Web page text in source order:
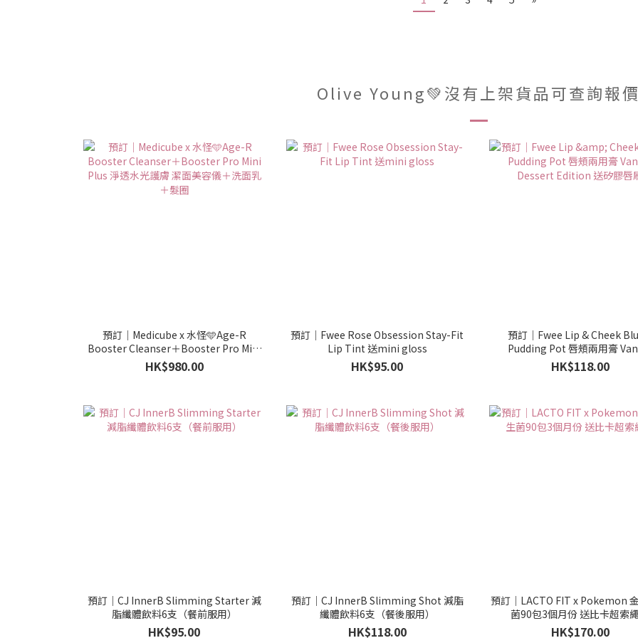
Olive Young💚沒有上架貨品可查詢報
預訂｜Medicube x 水怪🩵Age-R
Booster Cleanser＋Booster Pro Mini
Plus 淨透水光護膚 潔面美容儀＋洗面乳
＋髮圈
HK$980.00
預訂｜Fwee Rose Obsession Stay-Fit
Lip Tint 送mini gloss
HK$95.00
預訂｜Fwee Lip & Cheek
Pudding Pot 唇頰兩用膏
Dessert Edition 送矽膠唇
HK$118.00
預訂｜CJ InnerB Slimming Starter 減
脂纖體飲料6支（餐前服用）
HK$95.00
預訂｜CJ InnerB Slimming Shot 減脂
纖體飲料6支（餐後服用）
HK$118.00
預訂｜LACTO FIT x Pokemon
菌90包3個月份 送比卡超索
HK$170.00